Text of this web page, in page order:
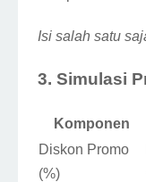
Isi salah satu
3. Simulasi
Komponen
Diskon Promo
(%)